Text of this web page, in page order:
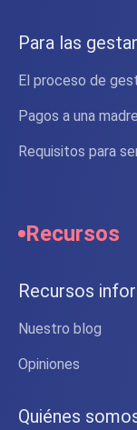
Para las
El proceso de
Pagos a una
Requisitos para
Recursos
Recursos
Nuestro blog
Opiniones
Quiénes